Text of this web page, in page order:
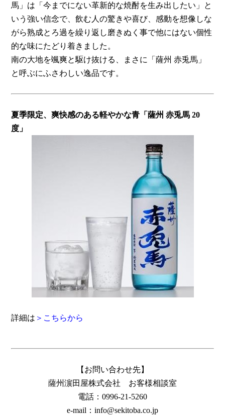
馬」は「今までにない革新的な焼酎を生み出したい」と
いう強い信念で、飲む人の驚きや喜び、感動を想像しな
がら熟成とろ過を繰り返し磨きぬく事で他にはない個性
的な味にたどり着きました。
南の大地を颯爽と駆け抜ける、まさに「薩州 赤兎馬」
と呼ぶにふさわしい逸品です。
夏季限定、爽快感のある軽やかな青「薩州 赤兎馬 20
度」
詳細は ＞こちらから
【お問い合わせ先】
薩州濵田屋株式会社 お客様相談室
電話：0996-21-5260
e-mail：info@sekitoba.co.jp